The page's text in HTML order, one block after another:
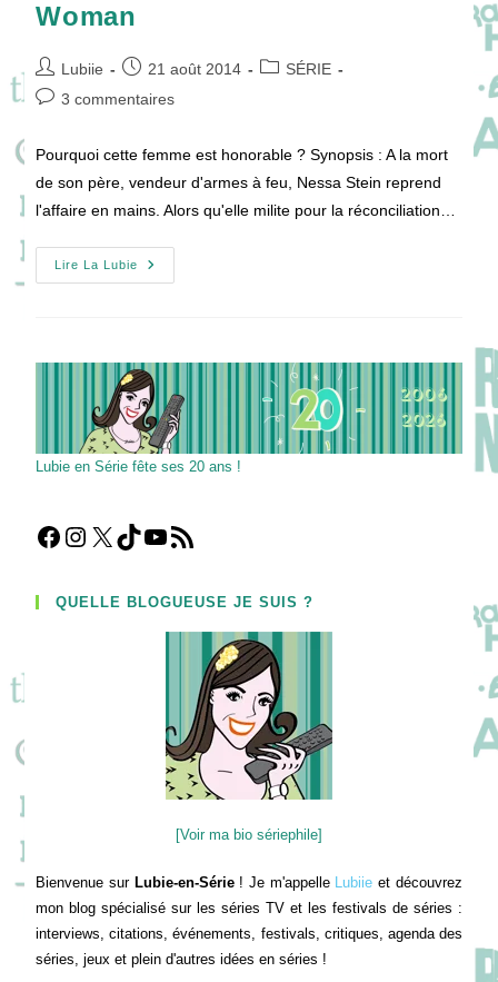
Woman
Auteur/autrice
de
Lubiie
Publication
publiée :
21 août 2014
PostSÉRIE
Commentaires
publication :
3 commentaires
Pourquoi cette femme est honorable ? Synopsis : A la mort
de son père, vendeur d'armes à feu, Nessa Stein reprend
l'affaire en mains. Alors qu'elle milite pour la réconciliation…
Lire La Lubie
[Pilote]
The
Lubie en Série fête ses 20 ans !
Facebook
Instagram
X TikTokYouTube
Flux RSS
QUELLE BLOGUEUSE JE SUIS ?
[Voir ma bio sériephile]
Bienvenue sur Lubie-en-Série! Je m'appelle Lubiie et découvrez
mon blog spécialisé sur les séries TV et les festivals de séries :
interviews, citations, événements, festivals, critiques, agenda des
séries, jeux et plein d'autres idées en séries !